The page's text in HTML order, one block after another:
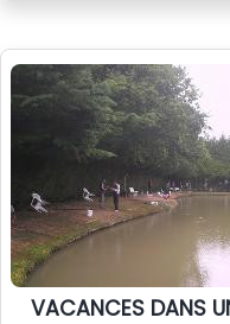
VACANCES DANS